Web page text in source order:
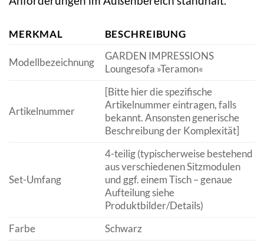
MERKMAL BESCHREIBUNG
Modellbezeichnung
GARDEN IMPRESSIONS
Loungesofa »Teramon«
Artikelnummer
[Bitte hier die spezifische
Artikelnummer eintragen, falls
bekannt. Ansonsten generische
Beschreibung der Komplexität]
Set-Umfang
4-teilig (typischerweise bestehend
aus verschiedenen Sitzmodulen
und ggf. einem Tisch – genaue
Aufteilung siehe
Produktbilder/Details)
Farbe
Schwarz